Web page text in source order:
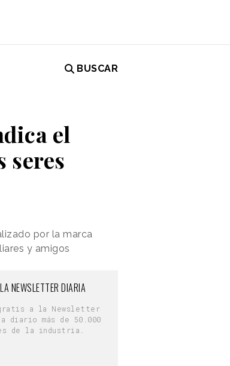
BUSCAR
el
seres
por la marca
y amigos
NEWSLETTER DIARIA
a la Newsletter
diario más de 50.000
de la industria.